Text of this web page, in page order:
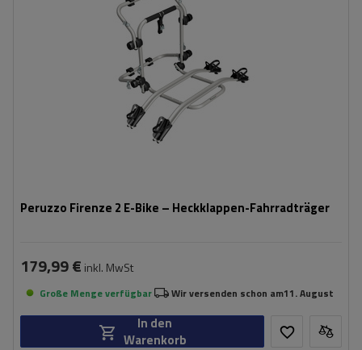
Peruzzo Firenze 2 E-Bike – Heckklappen-Fahrradträger
kompatibel mit Elektrofahrrädern
Aluminiumkonstruktion
179,99 € inkl. MwSt
Große Menge verfügbar Wir versenden schon am11. August
In den
Warenkorb